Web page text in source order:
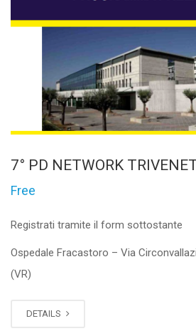
7° PD NETWORK
Free
Registrati tramite il form sottostante
Ospedale Fracastoro – Via
(VR)
DETAILS